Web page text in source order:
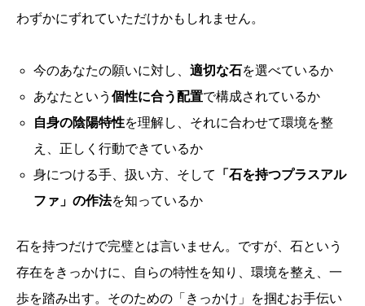
わずかにずれていただけかもしれません。
今のあなたの願いに対し、 適切な石を選べているか
あなたという 個性に合う配置で構成されているか
自身の陰陽特性を理解し、それに合わせて環境を整
え、正しく行動できているか
身につける手、扱い方、そして
「石を持つプラスアル
ファ」の作法を知っているか
石を持つだけで完璧とは言いません。ですが、石という
存在をきっかけに、自らの特性を知り、環境を整え、一
歩を踏み出す。そのための「きっかけ」を掴むお手伝い